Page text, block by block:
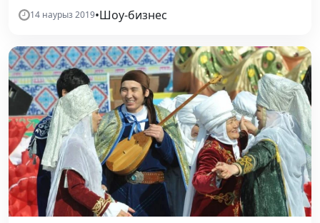
14 наурыз 2019•Шоу-бизнес